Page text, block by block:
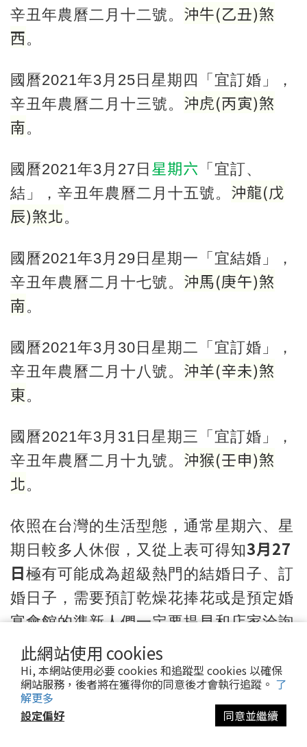
此網站使用 cookies
Hi, 本網站使用必要 cookies 和追蹤型 cookies 以確保
網站服務，後者將在獲得你的同意後才會執行追蹤。 了
解更多
設定偏好
同意並繼續
辛丑年農曆二月十二號。 沖牛(乙丑)煞
西。
國曆2021年3月25日星期四「宜訂婚」，
辛丑年農曆二月十三號。 沖虎(丙寅)煞
南。
國曆2021年3月27日 星期六 「宜訂、
結」，辛丑年農曆二月十五號。 沖龍(戊
辰)煞北。
國曆2021年3月29日星期一「宜結婚」，
辛丑年農曆二月十七號。 沖馬(庚午)煞
南。
國曆2021年3月30日星期二「宜訂婚」，
辛丑年農曆二月十八號。 沖羊(辛未)煞
東。
國曆2021年3月31日星期三「宜訂婚」，
辛丑年農曆二月十九號。 沖猴(壬申)煞
北。
依照在台灣的生活型態，通常星期六、星
期日較多人休假，又從上表可得知3月27
日極有可能成為超級熱門的結婚日子、訂
婚日子，需要預訂乾燥花捧花或是預定婚
宴會館的準新人們一定要提早和店家洽詢
唷！
2021年4月宜嫁娶好日子推薦, 適合訂婚